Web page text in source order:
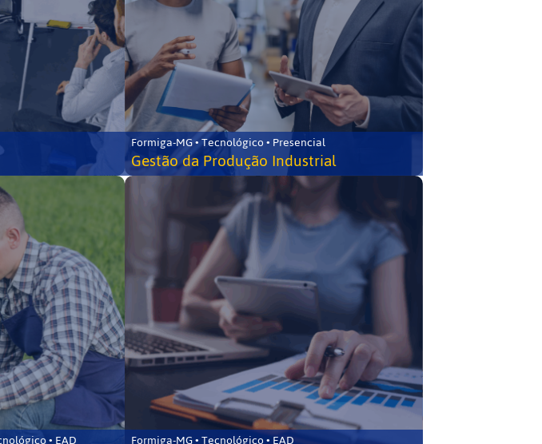
Formiga-MG • Tecnológico • Presencial
Gestão da Produção Industrial